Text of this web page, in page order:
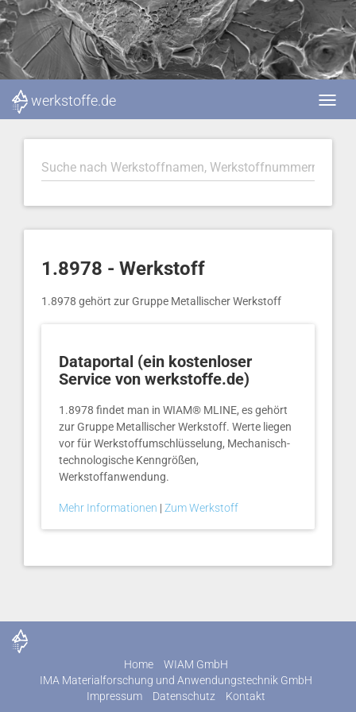
werkstoffe.de
1.8978 - Werkstoff
1.8978 gehört zur Gruppe Metallischer Werkstoff
Dataportal (ein kostenloser
Service von werkstoffe.de)
1.8978 findet man in WIAM® MLINE, es gehört
zur Gruppe Metallischer Werkstoff. Werte liegen
vor für Werkstoffumschlüsselung, Mechanisch-
technologische Kenngrößen,
Werkstoffanwendung.
Mehr Informationen | Zum Werkstoff
Home
WIAM GmbH
IMA Materialforschung und Anwendungstechnik GmbH
Impressum
Datenschutz Kontakt